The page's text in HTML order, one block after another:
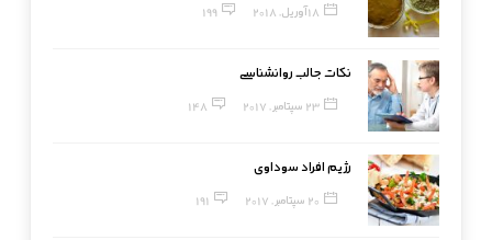
18 آوریل, 2018 199
نکات جالب روانشناسی
23 سپتامبر, 2017 148
رژیم افراد سوداوی
20 سپتامبر, 2017 191